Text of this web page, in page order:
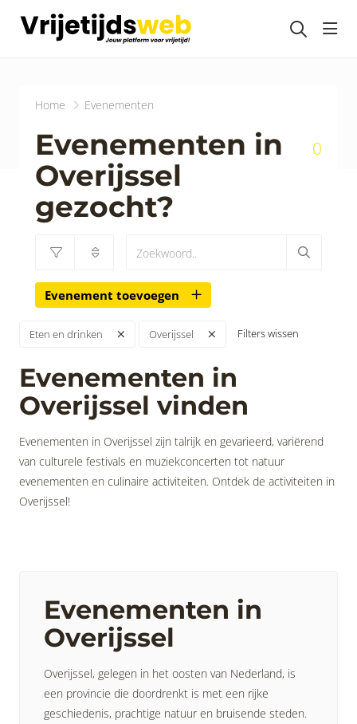
Home Evenementen
Evenementen in
Overijssel
gezocht?
0
Evenement toevoegen
Eten en drinken Overijssel Filters wissen
Evenementen in
Overijssel vinden
Evenementen in Overijssel zijn talrijk en gevarieerd, variërend
van culturele festivals en muziekconcerten tot natuur
evenementen en culinaire activiteiten. Ontdek de activiteiten in
Overijssel!
Evenementen in
Overijssel
Overijssel, gelegen in het oosten van Nederland, is
een provincie die doordrenkt is met een rijke
geschiedenis, prachtige natuur en bruisende steden.